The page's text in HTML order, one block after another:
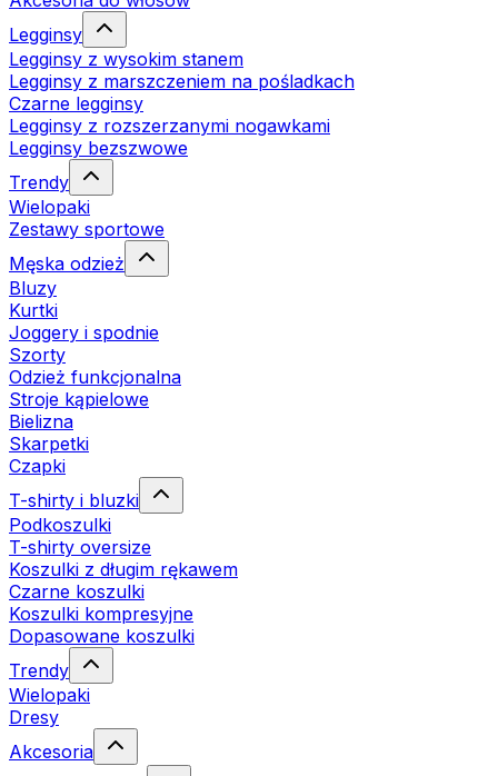
Legginsy
Legginsy z wysokim stanem
Legginsy z marszczeniem na pośladkach
Czarne legginsy
Legginsy z rozszerzanymi nogawkami
Legginsy bezszwowe
Trendy
Wielopaki
Zestawy sportowe
Męska odzież
Bluzy
Kurtki
Joggery i spodnie
Szorty
Odzież funkcjonalna
Stroje kąpielowe
Bielizna
Skarpetki
Czapki
T-shirty i bluzki
Podkoszulki
T-shirty oversize
Koszulki z długim rękawem
Czarne koszulki
Koszulki kompresyjne
Dopasowane koszulki
Trendy
Wielopaki
Dresy
Akcesoria